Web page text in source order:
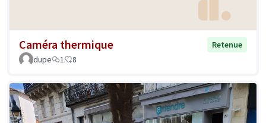
Caméra thermique
Retenue
dupe
1 8